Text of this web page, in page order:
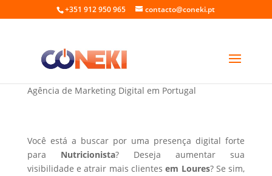
+351 912 950 965 contacto@coneki.pt
Criar site para Nutricionista em Loures
Agência de Marketing Digital em Portugal
Você está a buscar por uma presença digital forte
para Nutricionista? Deseja aumentar sua
visibilidade e atrair mais clientesem Loures? Se sim,